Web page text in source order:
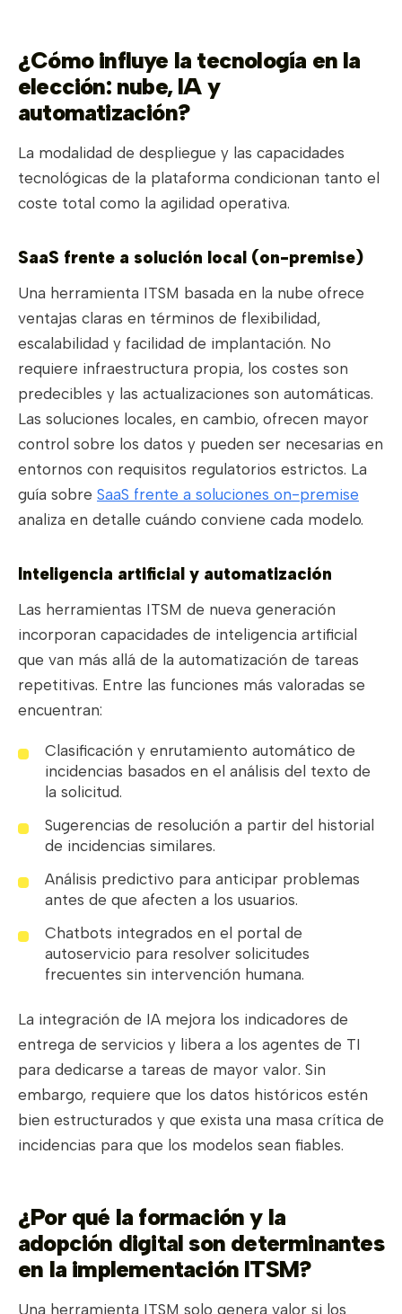
¿Cómo influye la tecnología en la
elección: nube, IA y
automatización?
La modalidad de despliegue y las capacidades
tecnológicas de la plataforma condicionan tanto el
coste total como la agilidad operativa.
SaaS frente a solución local (on-premise)
Una herramienta ITSM basada en la nube ofrece
ventajas claras en términos de flexibilidad,
escalabilidad y facilidad de implantación. No
requiere infraestructura propia, los costes son
predecibles y las actualizaciones son automáticas.
Las soluciones locales, en cambio, ofrecen mayor
control sobre los datos y pueden ser necesarias en
entornos con requisitos regulatorios estrictos. La
guía sobre SaaS frente a soluciones on-premise
analiza en detalle cuándo conviene cada modelo.
Inteligencia artificial y automatización
Las herramientas ITSM de nueva generación
incorporan capacidades de inteligencia artificial
que van más allá de la automatización de tareas
repetitivas. Entre las funciones más valoradas se
encuentran:
Clasificación y enrutamiento automático de
incidencias basados en el análisis del texto de
la solicitud.
Sugerencias de resolución a partir del historial
de incidencias similares.
Análisis predictivo para anticipar problemas
antes de que afecten a los usuarios.
Chatbots integrados en el portal de
autoservicio para resolver solicitudes
frecuentes sin intervención humana.
La integración de IA mejora los indicadores de
entrega de servicios y libera a los agentes de TI
para dedicarse a tareas de mayor valor. Sin
embargo, requiere que los datos históricos estén
bien estructurados y que exista una masa crítica de
incidencias para que los modelos sean fiables.
¿Por qué la formación y la
adopción digital son determinantes
en la implementación ITSM?
Una herramienta ITSM solo genera valor si los